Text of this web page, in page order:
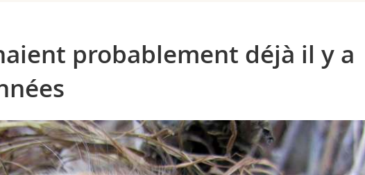
probablement déjà il y a